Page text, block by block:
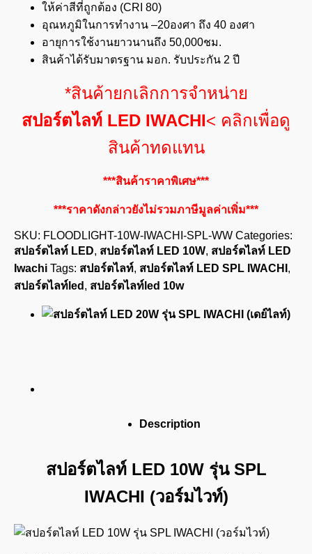
ให้ค่าสีที่ถูกต้อง (CRI 80)
อุณหภูมิในการทำงาน –20องศา ถึง 40 องศา
อายุการใช้งานยาวนานถึง 50,000ชม.
สินค้าได้รับมาตรฐาน มอก. รับประกัน 2 ปี
*สินค้ายกเลิกการจำหน่าย
สปอร์ตไลท์ LED IWACHI< คลิกเพื่อดู
สินค้าทดแทน
***สินค้าราคาพิเศษ***
***ราคาดังกล่าวยังไม่รวมภาษีมูลค่าเพิ่ม***
SKU: FLOODLIGHT-10W-IWACHI-SPL-WW Categories:
สปอร์ตไลท์ LED, สปอร์ตไลท์ LED 10W, สปอร์ตไลท์ LED
Iwachi Tags: สปอร์ตไลท์, สปอร์ตไลท์ LED SPL IWACHI ,
สปอร์ตไลท์led , สปอร์ตไลท์led 10w
Description
สปอร์ตไลท์ LED 10W รุ่น SPL
IWACHI (วอร์มไวท์)